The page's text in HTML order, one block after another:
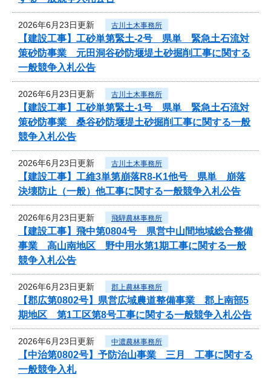
2026年6月23日更新 古川土木事務所
【建設工事】工砂単第緊土-2号 県単 緊急土石流対
策砂防事業 元田洞谷砂防堰堤土砂掘削工事に関する
一般競争入札公告
2026年6月23日更新 古川土木事務所
【建設工事】工砂単第緊土-1号 県単 緊急土石流対
策砂防事業 桑谷砂防堰堤土砂掘削工事に関する一般
競争入札公告
2026年6月23日更新 古川土木事務所
【建設工事】工維3単第崩落R8-K1他号 県単 崩落
決壊防止（一般）他工事に関する一般競争入札公告
2026年6月23日更新 飛騨農林事務所
【建設工事】飛中第0804号 県営中山間地域総合整備
事業 高山南地区 野中用水第1期工事に関する一般
競争入札公告
2026年6月23日更新 郡上農林事務所
【郡広第0802号】県営広域農道整備事業 郡上南部5
期地区 第1工区第8号工事に関する一般競争入札公告
2026年6月23日更新 中濃農林事務所
【中治第0802号】予防治山事業 三月 工事に関する
一般競争入札